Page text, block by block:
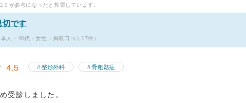
ミが参考になったと投票しています。
切です
人・40代・女性・掲載口コミ17件）
4.5 整形外科 骨粗鬆症
受診しました。